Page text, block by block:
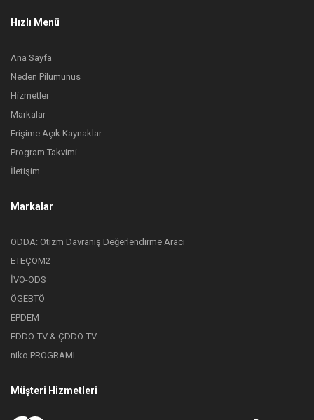
Hızlı Menü
Ana Sayfa
Neden Pilumunus
Hizmetler
Markalar
Erişime Açık Kaynaklar
Program Takvimi
İletişim
Markalar
ODDA: Otizm Davranış Değerlendirme Aracı
ETEÇOM2
İVO-ODS
ÖGEBTÖ
EPDEM
EDDÖ-TV & ÇDDÖ-TV
niko PROGRAMI
Müşteri Hizmetleri